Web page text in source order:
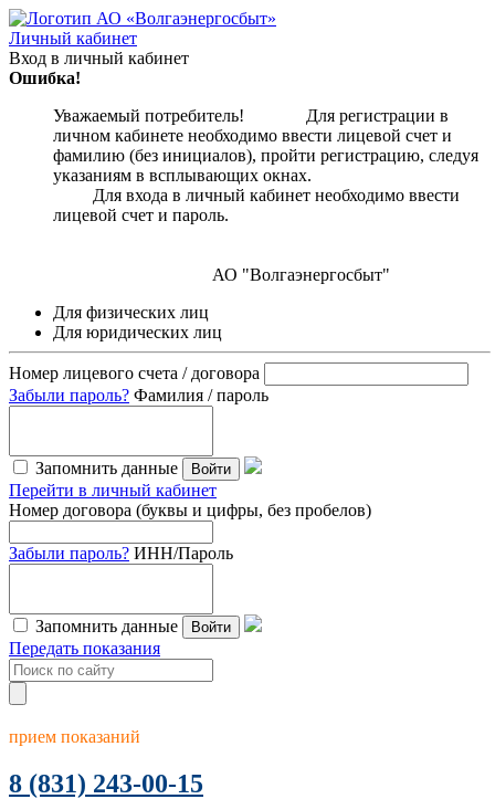
Личный кабинет
Вход в личный кабинет
Ошибка!
Уважаемый потребитель! Для регистрации в
личном кабинете необходимо ввести лицевой счет и
фамилию (без инициалов), пройти регистрацию, следуя
указаниям в всплывающих окнах.
Для входа в личный кабинет необходимо ввести
лицевой счет и пароль.
АО "Волгаэнергосбыт"
Для физических лиц
Для юридических лиц
Номер лицевого счета / договора
Забыли пароль? Фамилия / пароль
Запомнить данные Войти
Перейти в личный кабинет
Номер договора (буквы и цифры, без пробелов)
Забыли пароль? ИНН/Пароль
Запомнить данные Войти
Передать показания
прием показаний
8 (831) 243-00-15